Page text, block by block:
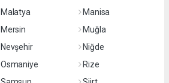
Malatya
Manisa
Mersin
Muğla
Nevşehir
Niğde
Osmaniye
Rize